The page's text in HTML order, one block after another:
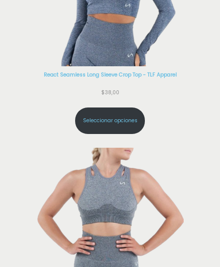
React Seamless Long Sleeve Crop Top - TLF Apparel
$38,00
Seleccionar opciones